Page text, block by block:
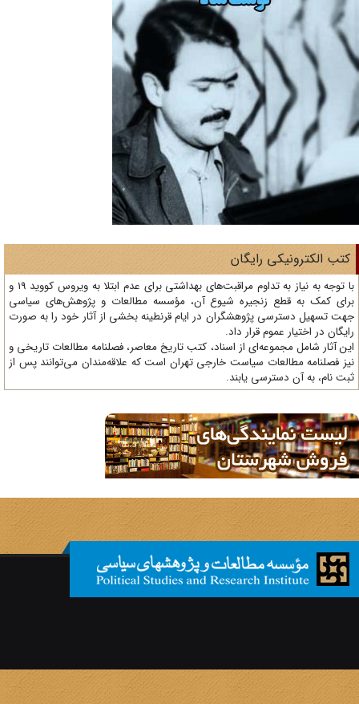
الکترونیکی رایگان
با توجه به نیاز به تداوم مراقبت‌های بهداشتی برای عدم ابتلا به ویروس کووید 19 و
کمک به قطع زنجیره شیوع آن، مؤسسه مطالعات و پژوهش‌های سیاسی
تسهیل دسترسی پژوهشگران در ایام قرنطینه بخشی از آثار خود را به صورت
در اختیار عموم قرار داد.
آثار شامل مجموعه‌ای از اسناد، کتب تاریخ معاصر، فصلنامه‌ مطالعات تاریخی و
فصلنامه مطالعات سیاست خارجی تهران است که علاقه‌مندان می‌توانند پس از
نام، به آن دسترسی یابند.